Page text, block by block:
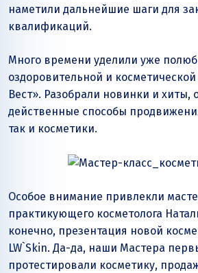
наметили дальнейшие шаги для
квалификаций.
Много времени уделили уже
оздоровительной и
Вест». Разобрали новинки и хиты,
действенные способы
так и косметики.
Особое внимание привлекли
практикующего косметолога
конечно, презентация новой
LW`Skin. Да-да, наши Мастера
протестировали косметику,